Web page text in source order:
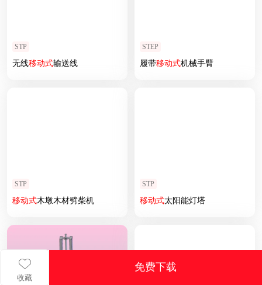
收藏
免费下载
STP
无线移动式输送线
STEP
履带移动式机械手臂
STP
移动式木墩木材劈柴机
STP
移动式太阳能灯塔